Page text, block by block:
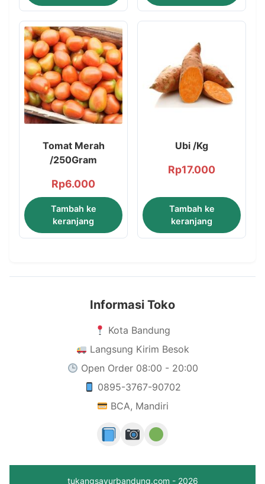
Tomat Merah
/250Gram
Rp6.000
Tambah ke
keranjang
Ubi /Kg
Rp17.000
Tambah ke
keranjang
Informasi Toko
Kota Bandung
Langsung Kirim Besok
Open Order 08:00 - 20:00
0895-3767-90702
BCA, Mandiri
tukangsayurbandung.com - 2026